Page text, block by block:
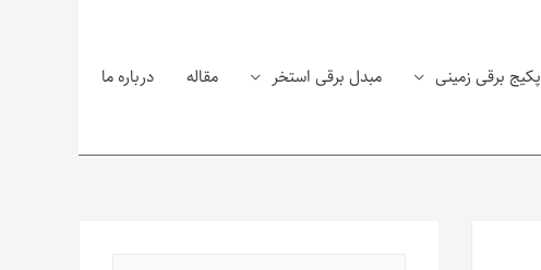
پکیج برقی زمینی مبدل برقی استخر مقاله درباره ما